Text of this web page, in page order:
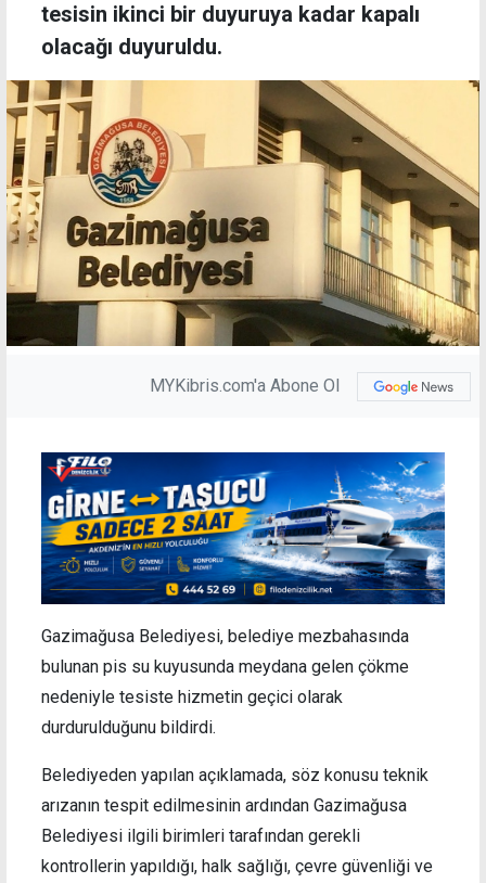
tesisin ikinci bir duyuruya kadar kapalı
olacağı duyuruldu.
MYKibris.com'a Abone Ol
Gazimağusa Belediyesi, belediye mezbahasında
bulunan pis su kuyusunda meydana gelen çökme
nedeniyle tesiste hizmetin geçici olarak
durdurulduğunu bildirdi.
Belediyeden yapılan açıklamada, söz konusu teknik
arızanın tespit edilmesinin ardından Gazimağusa
Belediyesi ilgili birimleri tarafından gerekli
kontrollerin yapıldığı, halk sağlığı, çevre güvenliği ve